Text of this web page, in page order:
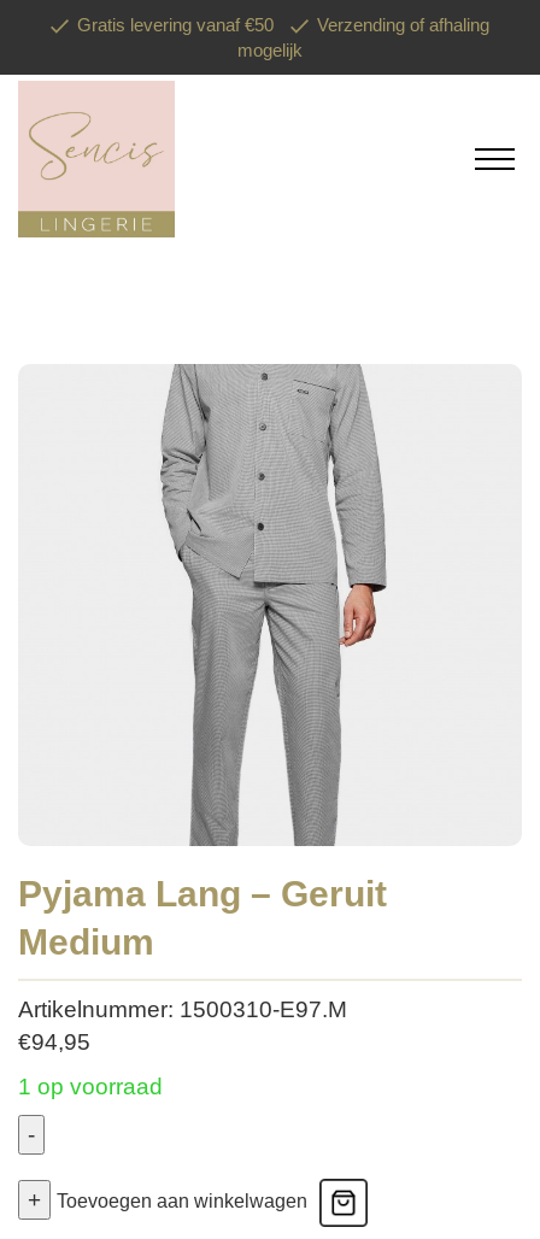
Gratis levering vanaf €50
Verzending of afhaling
mogelijk
Pyjama Lang – Geruit
Medium
Artikelnummer: 1500310-E97.M
€94,95
1 op voorraad
-
Lang
+ Toevoegen aan winkelwagen